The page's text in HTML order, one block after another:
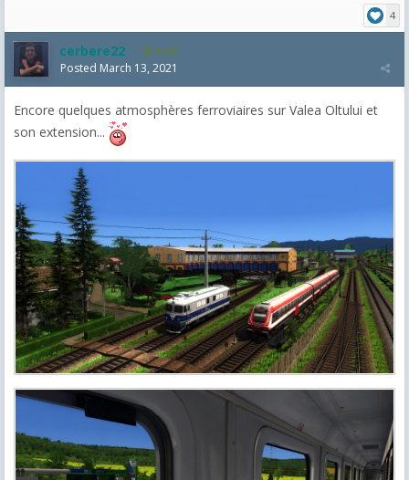
4
cerbere22 4,385
Posted March 13, 2021
Encore quelques atmosphères ferroviaires sur Valea Oltului et
son extension...